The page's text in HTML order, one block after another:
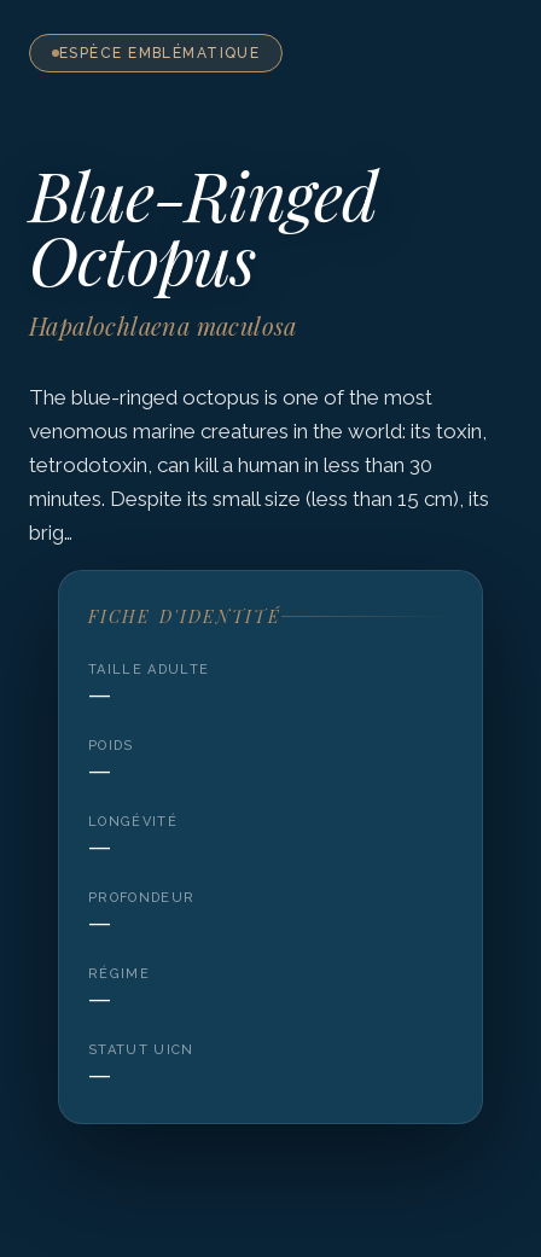
ESPÈCE EMBLÉMATIQUE
Blue-Ringed
Octopus
Hapalochlaena maculosa
The blue-ringed octopus is one of the most
venomous marine creatures in the world: its toxin,
tetrodotoxin, can kill a human in less than 30
minutes. Despite its small size (less than 15 cm), its
brig…
FICHE D'IDENTITÉ
TAILLE ADULTE
—
POIDS
—
LONGÉVITÉ
—
PROFONDEUR
—
RÉGIME
—
STATUT UICN
—